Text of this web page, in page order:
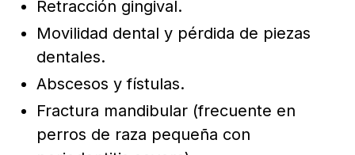
Retracción gingival.
Movilidad dental y pérdida de piezas
dentales.
Abscesos y fístulas.
Fractura mandibular (frecuente en
perros de raza pequeña con